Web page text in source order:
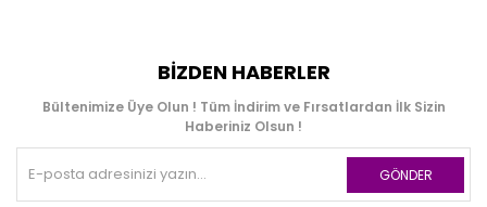
BIZDEN HABERLER
Bültenimize Üye Olun ! Tüm İndirim ve Fırsatlardan İlk Sizin
Haberiniz Olsun !
GÖNDER